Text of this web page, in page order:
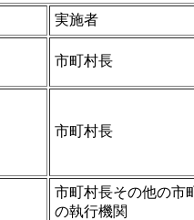
実施者
市町村長
市町村長
市町村長その他の市
の執行機関